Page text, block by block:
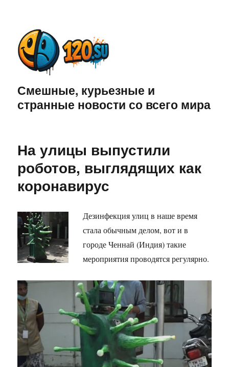
Смешные, курьезные и
странные новости со всего мира
На улицы выпустили
роботов, выглядящих как
коронавирус
Дезинфекция улиц в наше время
стала обычным делом, вот и в
городе Ченнай (Индия) такие
мероприятия проводятся регулярно.